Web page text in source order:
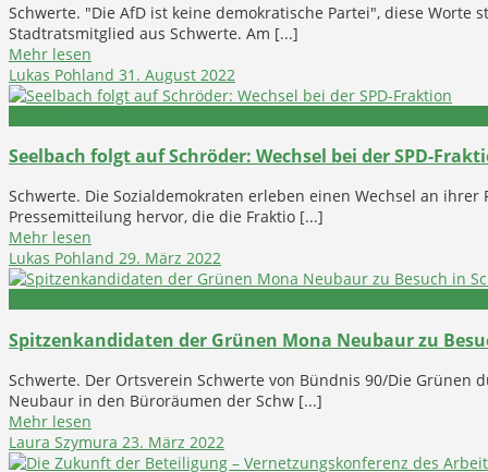
Schwerte. "Die AfD ist keine demokratische Partei", diese Worte
Stadtratsmitglied aus Schwerte. Am [...]
Mehr lesen
Lukas Pohland 31. August 2022
Seelbach folgt auf Schröder: Wechsel bei der SPD-
Schwerte. Die Sozialdemokraten erleben einen Wechsel an
Pressemitteilung hervor, die die Fraktio [...]
Mehr lesen
Lukas Pohland 29. März 2022
Spitzenkandidaten der Grünen Mona Neubaur zu
Schwerte. Der Ortsverein Schwerte von Bündnis 90/Die
Neubaur in den Büroräumen der Schw [...]
Mehr lesen
Laura Szymura 23. März 2022